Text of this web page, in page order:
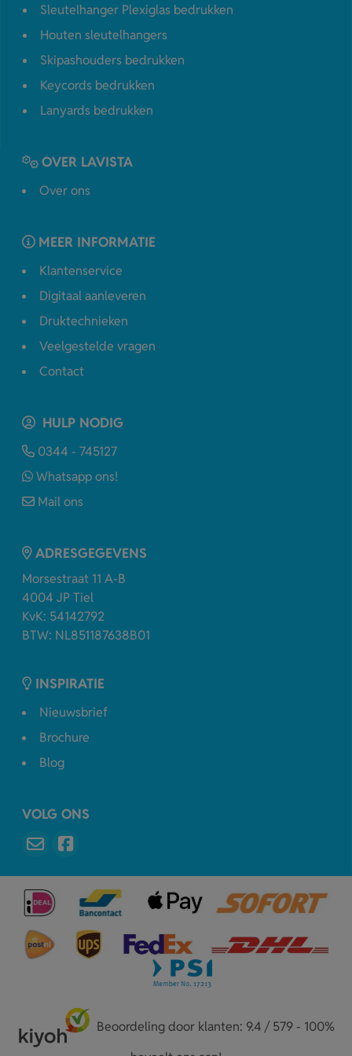
Sleutelhanger Plexiglas bedrukken
Houten sleutelhangers
Skipashouders bedrukken
Keycords bedrukken
Lanyards bedrukken
OVER LAVISTA
Over ons
MEER INFORMATIE
Klantenservice
Digitaal aanleveren
Druktechnieken
Veelgestelde vragen
Contact
HULP NODIG
0344 - 745127
Whatsapp ons!
Mail ons
ADRESGEGEVENS
Morsestraat 11 A-B
4004 JP Tiel
KvK: 54142792
BTW: NL851187638B01
INSPIRATIE
Nieuwsbrief
Brochure
Blog
VOLG ONS
Beoordeling door klanten: 9.4 / 579 - 100%